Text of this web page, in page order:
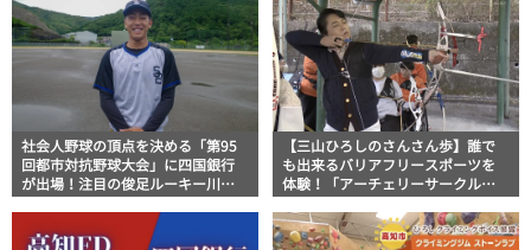
社会人野球の頂点を決める「第95
回都市対抗野球大会」に四国銀行
が出場！注目の俊足ルーキー川田
【三山ひろしのさんさん歩】誰で
も出来るバリアフリースポーツを
体験！「アーチェリーサークル